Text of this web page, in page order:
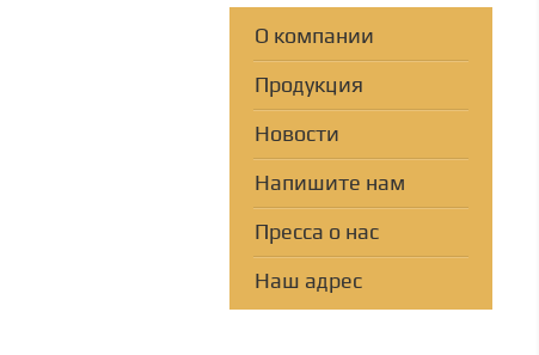
О компании
Продукция
Новости
Напишите нам
Пресса о нас
Наш адрес